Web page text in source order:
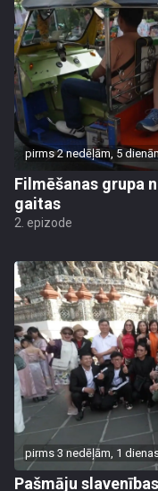
pirms 2 nedēļām, 5
Filmēšanas grupa
gaitas
2. epizode
pirms 3 nedēļām, 1
Pašmāju